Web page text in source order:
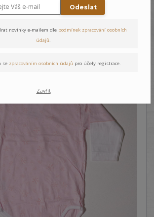
body Květiny
Odeslat
novinky e-mailem dle podmínek zpracování osobních
údajů.
se zpracováním osobních údajů pro účely registrace.
Zavřít